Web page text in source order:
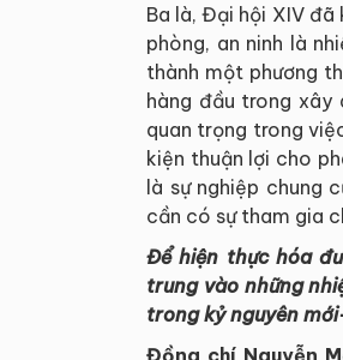
Ba là, Đại hội XIV
phòng, an ninh là
thành một phương
hàng đầu trong xây
quan trọng trong
kiện thuận lợi cho
là sự nghiệp chung
cần có sự tham gia
Để hiện thực hóa
trung vào những
trong kỷ nguyên
Đồng chí Nguyễn